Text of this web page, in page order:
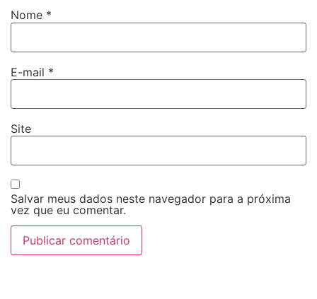
Nome *
E-mail *
Site
Salvar meus dados neste navegador para a próxima
vez que eu comentar.